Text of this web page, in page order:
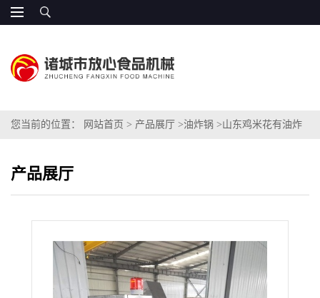
您当前的位置： 网站首页 > 产品展厅 >油炸锅 >山东鸡米花有油炸
产品展厅